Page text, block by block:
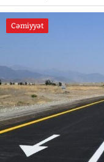
Cəmiyyət